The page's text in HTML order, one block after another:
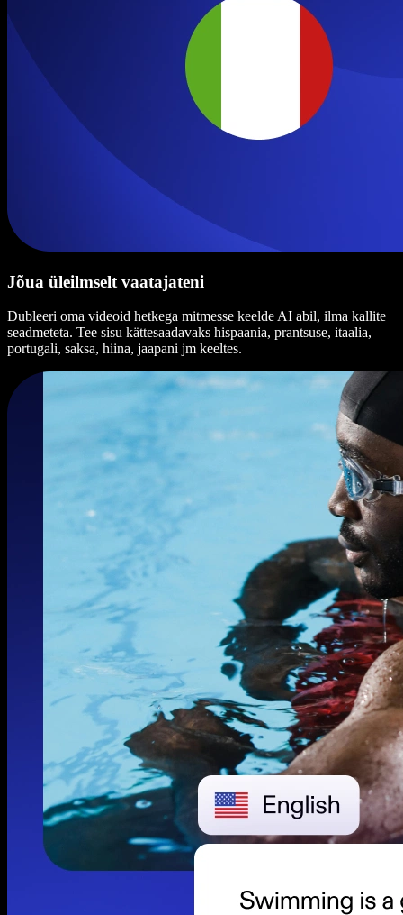
Jõua üleilmselt vaatajateni
Dubleeri oma videoid hetkega mitmesse keelde AI abil, ilma kallite
seadmeteta. Tee sisu kättesaadavaks hispaania, prantsuse, itaalia,
portugali, saksa, hiina, jaapani jm keeltes.